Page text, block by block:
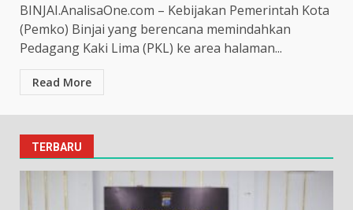
BINJAI.AnalisaOne.com – Kebijakan Pemerintah Kota
(Pemko) Binjai yang berencana memindahkan
Pedagang Kaki Lima (PKL) ke area halaman...
Read More
TERBARU